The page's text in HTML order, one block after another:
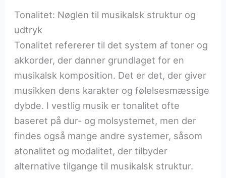
Tonalitet: Nøglen til musikalsk struktur og
udtryk
Tonalitet refererer til det system af toner og
akkorder, der danner grundlaget for en
musikalsk komposition. Det er det, der giver
musikken dens karakter og følelsesmæssige
dybde. I vestlig musik er tonalitet ofte
baseret på dur- og molsystemet, men der
findes også mange andre systemer, såsom
atonalitet og modalitet, der tilbyder
alternative tilgange til musikalsk struktur.